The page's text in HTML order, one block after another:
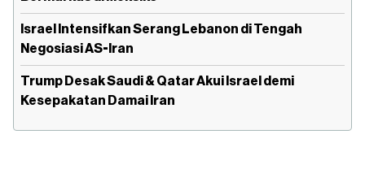
Israel Intensifkan Serang Lebanon di Tengah
Negosiasi AS-Iran
Trump Desak Saudi & Qatar Akui Israel demi
Kesepakatan Damai Iran